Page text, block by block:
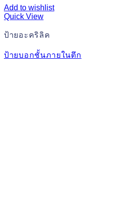
Add to wishlist
Quick View
ป้ายอะคริลิค
ป้ายบอกชั้นภายในตึก